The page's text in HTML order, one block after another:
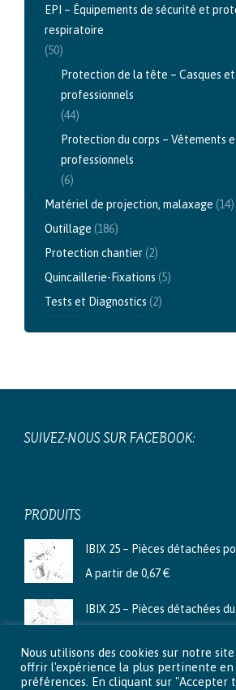
EPI – Équipements de sécurité et
respiratoire
(50)
Protection de la tête – Casques et
professionnels
(44)
Protection du corps – Vêtements
professionnels
(6)
Matériel de projection, malaxage (14)
Outillage (186)
Protection chantier(2)
Quincaillerie-Fixations (5)
Tests et Diagnostics (2)
SUIVEZ-NOUS SUR FACEBOOK:
PRODUITS
IBIX 25 – Pièces détachées
A partir de 0,67€
IBIX 25 – Pièces détachées
Ibix 9 - Pièces détachées du
Nous utilisons des cookies sur notre
offrir l'expérience la plus pertinente en
préférences. En cliquant sur "Accepter